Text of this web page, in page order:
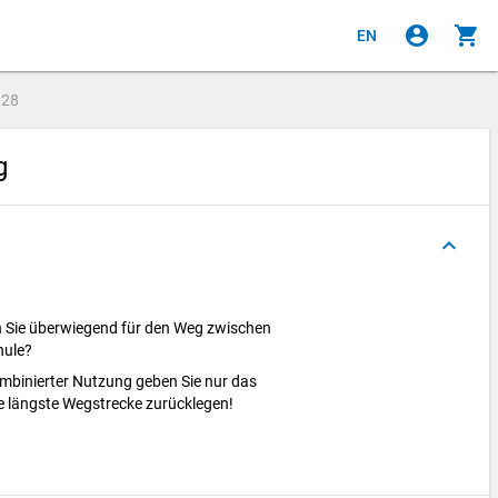
EN account_circle shopping_cart
28
keyboard_arrow_up
Sie überwiegend für den Weg zwischen
Nutzung geben Sie nur das
ängste Wegstrecke zurücklegen!